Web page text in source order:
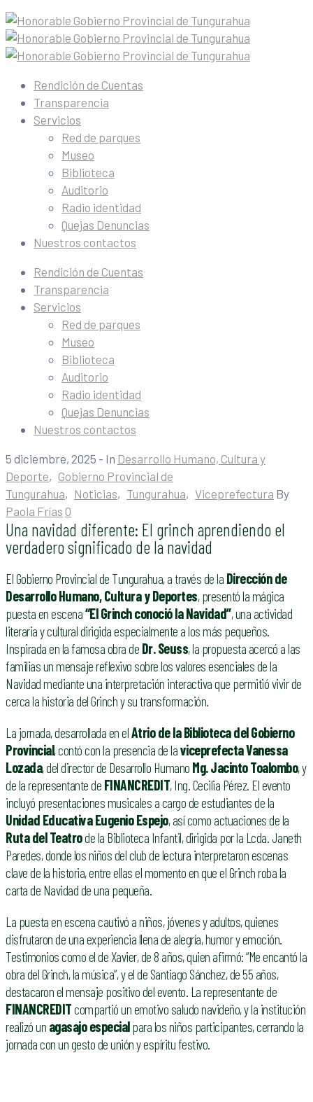
Rendición de Cuentas
Transparencia
Servicios
Red de parques
Museo
Biblioteca
Auditorio
Radio identidad
Quejas Denuncias
Nuestros contactos
Rendición de Cuentas
Transparencia
Servicios
Red de parques
Museo
Biblioteca
Auditorio
Radio identidad
Quejas Denuncias
Nuestros contactos
5 diciembre, 2025 - In Desarrollo Humano, Cultura y
Deporte‚ Gobierno Provincial de
Tungurahua‚ Noticias‚ Tungurahua‚ Viceprefectura By
Paola Frías 0
Una navidad diferente: El grinch aprendiendo el
verdadero significado de la navidad
El Gobierno Provincial de Tungurahua, a través de la Dirección de
Desarrollo Humano, Cultura y Deportes, presentó la mágica
puesta en escena“El Grinch conoció la Navidad”, una actividad
literaria y cultural dirigida especialmente a los más pequeños.
Inspirada en la famosa obra de Dr. Seuss, la propuesta acercó a las
familias un mensaje reflexivo sobre los valores esenciales de la
Navidad mediante una interpretación interactiva que permitió vivir de
cerca la historia del Grinch y su transformación.
La jornada, desarrollada en elAtrio de la Biblioteca del Gobierno
Provincial, contó con la presencia de laviceprefecta Vanessa
Lozada, del director de Desarrollo Humano Mg. Jacinto Toalombo, y
de la representante de FINANCREDIT, Ing. Cecilia Pérez. El evento
incluyó presentaciones musicales a cargo de estudiantes de la
Unidad Educativa Eugenio Espejo, así como actuaciones de la
Ruta del Teatrode la Biblioteca Infantil, dirigida por la Lcda. Janeth
Paredes, donde los niños del club de lectura interpretaron escenas
clave de la historia, entre ellas el momento en que el Grinch roba la
carta de Navidad de una pequeña.
La puesta en escena cautivó a niños, jóvenes y adultos, quienes
disfrutaron de una experiencia llena de alegría, humor y emoción.
Testimonios como el de Xavier, de 8 años, quien afirmó: “Me encantó la
obra del Grinch, la música”, y el de Santiago Sánchez, de 55 años,
destacaron el mensaje positivo del evento. La representante de
FINANCREDITcompartió un emotivo saludo navideño, y la institución
realizó un agasajo especialpara los niños participantes, cerrando la
jornada con un gesto de unión y espíritu festivo.